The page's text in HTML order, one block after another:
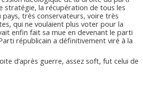
stratégie, la récupération de tous les
très conservateurs, voire très
qui ne voulaient plus voter pour la
enfin fait sa mue en devenant le parti
républicain a définitivement viré à la
d’après guerre, assez soft, fut celui de